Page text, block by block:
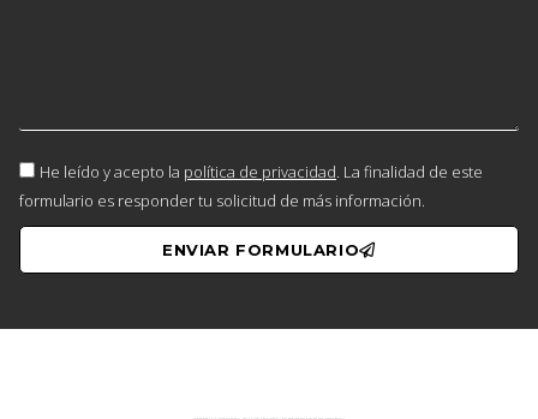
He leído y acepto la política de privacidad. La finalidad de este
formulario es responder tu solicitud de más información.
ENVIAR FORMULARIO